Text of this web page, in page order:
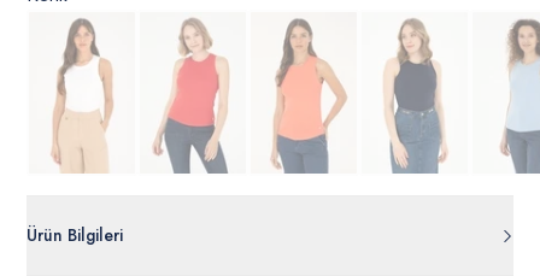
Ürün Bilgileri